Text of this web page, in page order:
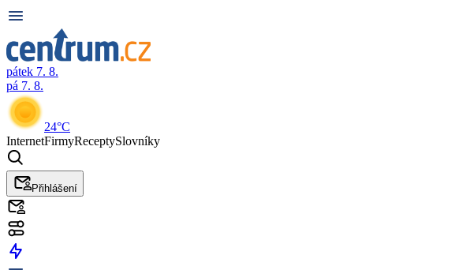
pátek 7. 8.
pá 7. 8.
24°C
InternetFirmyReceptySlovníky
Přihlášení